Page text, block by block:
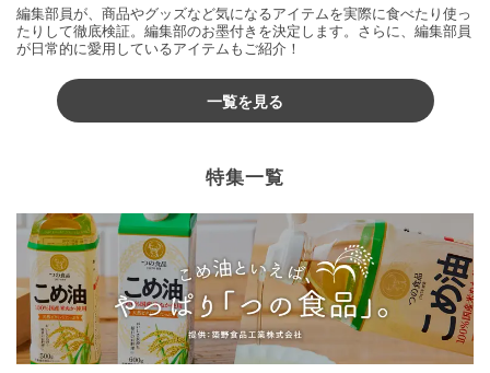
編集部員が、商品やグッズなど気になるアイテムを実際に食べたり使っ
たりして徹底検証。編集部のお墨付きを決定します。さらに、編集部員
が日常的に愛用しているアイテムもご紹介！
一覧を見る
特集一覧